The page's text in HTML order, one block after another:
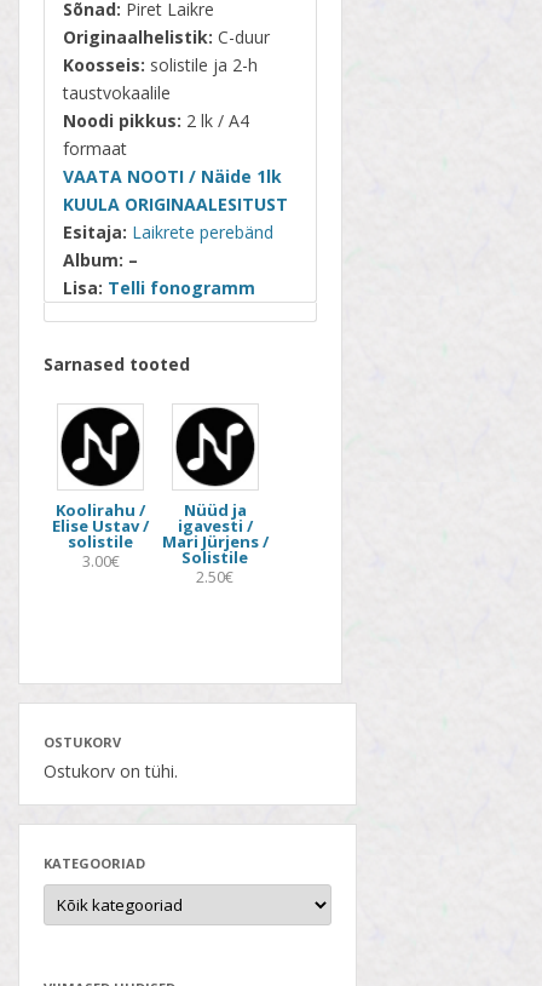
Sõnad: Piret Laikre
Originaalhelistik: C-duur
Koosseis: solistile ja 2-h
taustvokaalile
Noodi pikkus: 2 lk / A4
formaat
VAATA NOOTI / Näide 1lk
KUULA ORIGINAALESITUST
Esitaja: Laikrete perebänd
Album: –
Lisa: Telli fonogramm
Sarnased tooted
Koolirahu /
Elise Ustav /
solistile
3.00€
Nüüd ja
igavesti /
Mari Jürjens /
Solistile
2.50€
OSTUKORV
Ostukorv on tühi.
KATEGOORIAD